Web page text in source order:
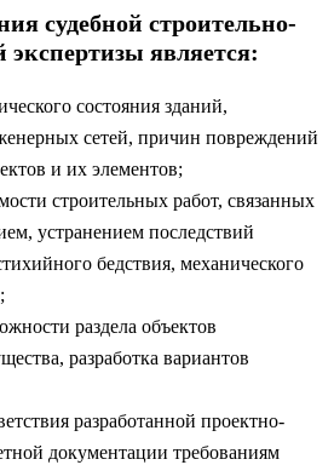
судебной строительно-
экспертизы является:
состояния зданий,
сетей, причин повреждений
и их элементов;
строительных работ, связанных
устранением последствий
бедствия, механического
раздела объектов
разработка вариантов
разработанной проектно-
документации требованиям